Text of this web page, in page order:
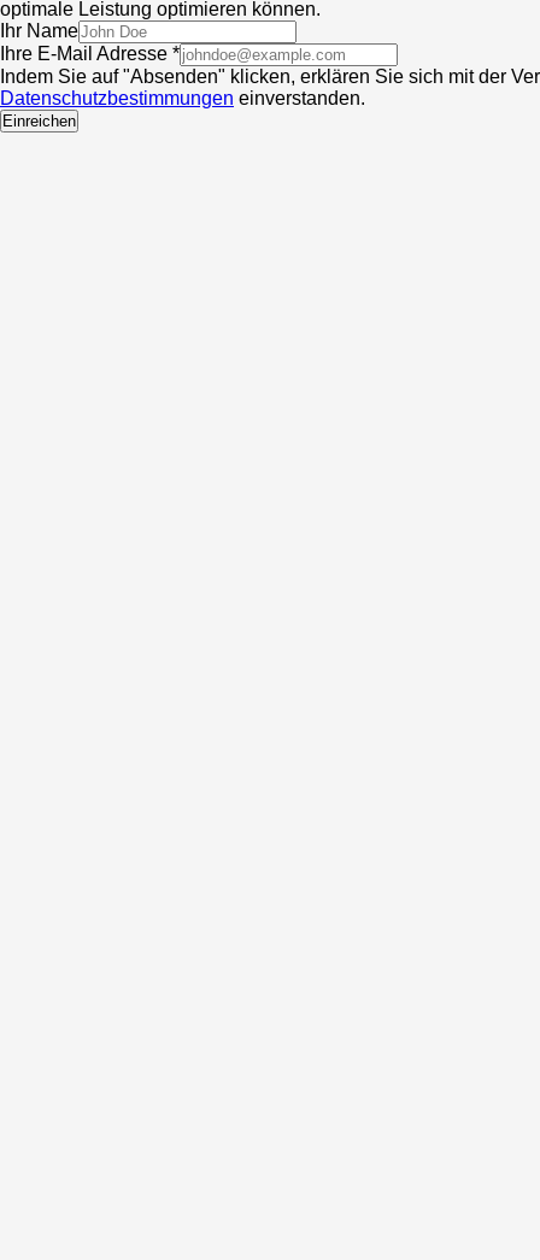
optimale Leistung optimieren können.
Ihr Name
Ihre E-Mail Adresse *
Indem Sie auf "Absenden" klicken, erklären Sie sich mit der
Datenschutzbestimmungen einverstanden.